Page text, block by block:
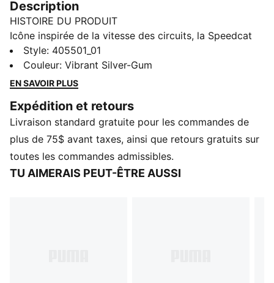
Description
HISTOIRE DU PRODUIT
Icône inspirée de la vitesse des circuits, la Speedcat
apporte une touche d’audace et d’originalité à toutes
les tenues. En modernisant le modèle original, ces
chaussures de sport présentent des touches
DÉTAILS
Conçues pour : Lifestyle by PUMA
Largeur : Standard
Fermeture : Lacets
Type de talon : Plat
Style: 405501_01
Couleur: Vibrant Silver-Gum
EN SAVOIR PLUS
Expédition et retours
Livraison standard gratuite pour les commandes de
plus de 75$ avant taxes, ainsi que retours gratuits sur
toutes les commandes admissibles.
TU AIMERAIS PEUT-ÊTRE AUSSI